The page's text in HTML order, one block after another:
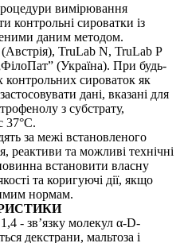
вимірювання
контрольні сироватки із
даним методом.
TruLab N, TruLab P
(Україна). При будь-
контрольних сироваток як
дані, вказані для
з субстрату,
37°С.
за межі встановленого
реактиви та можливі технічні
встановити власну
та коригуючі дії, якщо
нормам.
1,4 - зв’язку молекул α-D-
декстрани, мальтоза і